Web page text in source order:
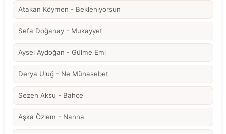
Atakan Köymen - Bekleniyorsun
Sefa Doğanay - Mukayyet
Aysel Aydoğan - Gülme Emi
Derya Uluğ - Ne Münasebet
Sezen Aksu - Bahçe
Aşka Özlem - Nanna